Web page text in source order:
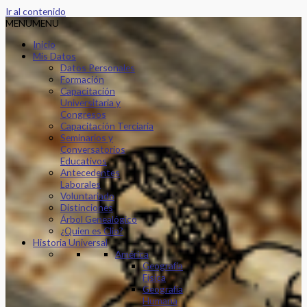
Ir al contenido
MENUMENU
Inicio
Mis Datos
Datos Personales
Formación
Capacitación
Universitaria y
Congresos
Capacitación Terciaria
Seminarios y
Conversatorios
Educativos
Antecedentes
Laborales
Voluntariado
Distinciones
Árbol Genealógico
¿Quien es Clio?
Historia Universal
América
Geografía
Física
Geografía
Humana